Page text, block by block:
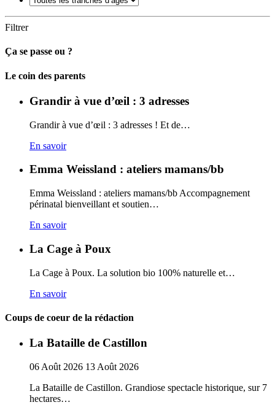
Filtrer
Ça se passe ou ?
Carto
Le coin des parents
Grandir à vue d’œil : 3 adresses
Grandir à vue d’œil : 3 adresses ! Et de…
En savoir
Emma Weissland : ateliers mamans/bb
Emma Weissland : ateliers mamans/bb Accompagnement
périnatal bienveillant et soutien…
En savoir
La Cage à Poux
La Cage à Poux. La solution bio 100% naturelle et…
En savoir
Coups de coeur de la rédaction
La Bataille de Castillon
06 Août 2026 13 Août 2026
La Bataille de Castillon. Grandiose spectacle historique, sur 7
hectares…